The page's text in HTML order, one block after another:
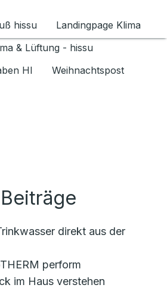
umschalten
hissu
Landingpage Klima
& Lüftung - hissu
HI
Weihnachtspost
direkt aus der
perform
im Haus verstehen